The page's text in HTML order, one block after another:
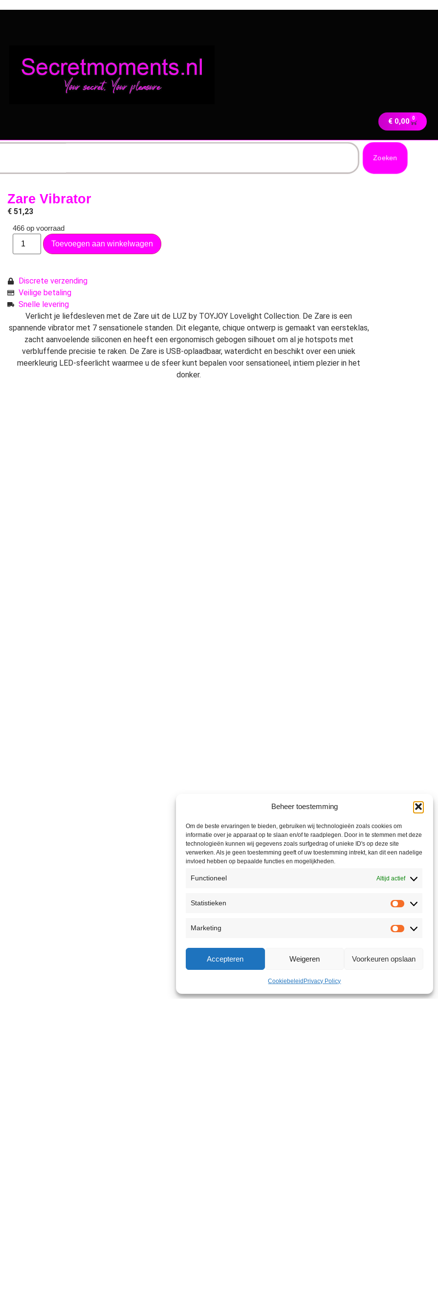
Beheer toestemming
Om de beste ervaringen te bieden, gebruiken wij technologieën zoals cookies om
informatie over je apparaat op te slaan en/of te raadplegen. Door in te stemmen met deze
technologieën kunnen wij gegevens zoals surfgedrag of unieke ID's op deze site
verwerken. Als je geen toestemming geeft of uw toestemming intrekt, kan dit een nadelige
invloed hebben op bepaalde functies en mogelijkheden.
Functioneel Altijd actief
Statistieken
Marketing
Accepteren Weigeren Voorkeuren opslaan
Cookiebeleid Privacy Policy
€0,00 0
Zoeken
Zare Vibrator
€ 51,23
466 op voorraad
Toevoegen aan winkelwagen
Discrete verzending
Veilige betaling
Snelle levering
Verlicht je liefdesleven met de Zare uit de LUZ by TOYJOY Lovelight Collection. De Zare is een
spannende vibrator met 7 sensationele standen. Dit elegante, chique ontwerp is gemaakt van eersteklas,
zacht aanvoelende siliconen en heeft een ergonomisch gebogen silhouet om al je hotspots met
verbluffende precisie te raken. De Zare is USB-oplaadbaar, waterdicht en beschikt over een uniek
meerkleurig LED-sfeerlicht waarmee u de sfeer kunt bepalen voor sensationeel, intiem plezier in het
donker.